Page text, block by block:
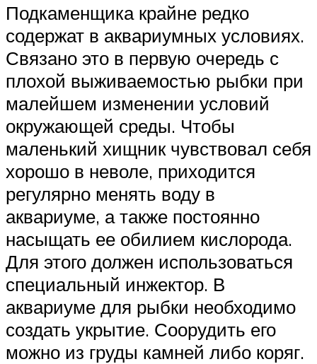
Подкаменщика крайне редко
содержат в аквариумных условиях.
Связано это в первую очередь с
плохой выживаемостью рыбки при
малейшем изменении условий
окружающей среды. Чтобы
маленький хищник чувствовал себя
хорошо в неволе, приходится
регулярно менять воду в
аквариуме, а также постоянно
насыщать ее обилием кислорода.
Для этого должен использоваться
специальный инжектор. В
аквариуме для рыбки необходимо
создать укрытие. Соорудить его
можно из груды камней либо коряг.